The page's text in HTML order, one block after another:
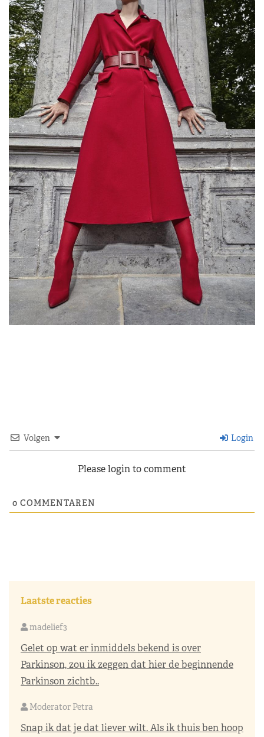
Volgen Login
Please login to comment
0 COMMENTAREN
Laatste reacties
madelief3
Gelet op wat er inmiddels bekend is over
Parkinson, zou ik zeggen dat hier de beginnende
Parkinson zichtb..
Moderator Petra
Snap ik dat je dat liever wilt. Als ik thuis ben hoop